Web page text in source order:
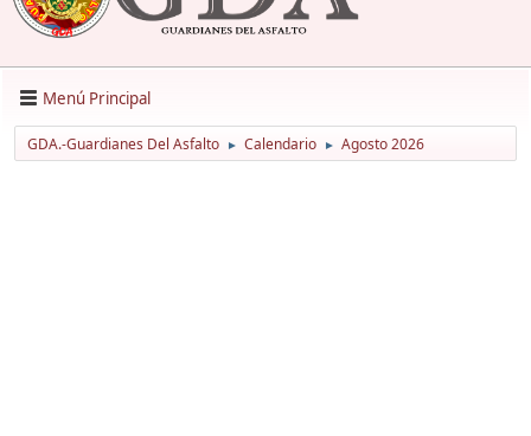
Menú Principal
GDA.-Guardianes Del Asfalto ► Calendario ► Agosto 2026